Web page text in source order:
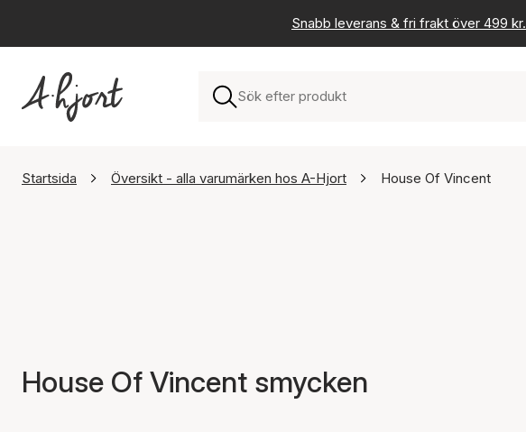
Snabb leverans & fri frakt över 499 kr.
Startsida Översikt - alla varumärken hos A-Hjort House Of Vincent
House Of Vincent smycken